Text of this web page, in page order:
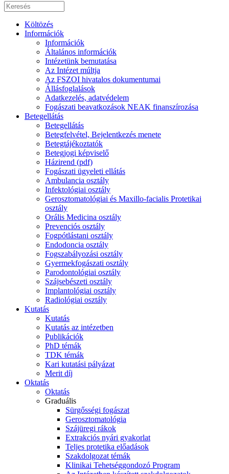
Költözés
Információk
Információk
Általános információk
Intézetünk bemutatása
Az Intézet múltja
Az FSZOI hivatalos dokumentumai
Állásfoglalások
Adatkezelés, adatvédelem
Fogászati beavatkozások NEAK finanszírozása
Betegellátás
Betegellátás
Betegfelvétel, Bejelentkezés menete
Betegtájékoztatók
Betegjogi képviselő
Házirend (pdf)
Fogászati ügyeleti ellátás
Ambulancia osztály
Infektológiai osztály
Gerosztomatológiai és Maxillo-facialis Protetikai
osztály
Orális Medicina osztály
Prevenciós osztály
Fogpótlástani osztály
Endodoncia osztály
Fogszabályozási osztály
Gyermekfogászati osztály
Parodontológiai osztály
Szájsebészeti osztály
Implantológiai osztály
Radiológiai osztály
Kutatás
Kutatás
Kutatás az intézetben
Publikációk
PhD témák
TDK témák
Kari kutatási pályázat
Merit díj
Oktatás
Oktatás
Graduális
Sürgősségi fogászat
Gerosztomatológia
Szájüregi rákok
Extrakciós nyári gyakorlat
Teljes protetika előadások
Szakdolgozat témák
Klinikai Tehetséggondozó Program